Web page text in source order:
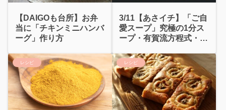
【DAIGOも台所】お弁
当に「チキンミニハンバ
ーグ」作り方
3/11【あさイチ】「ご自
愛スープ」究極の1分ス
ープ・有賀流方程式・レ
レシピ レシピ